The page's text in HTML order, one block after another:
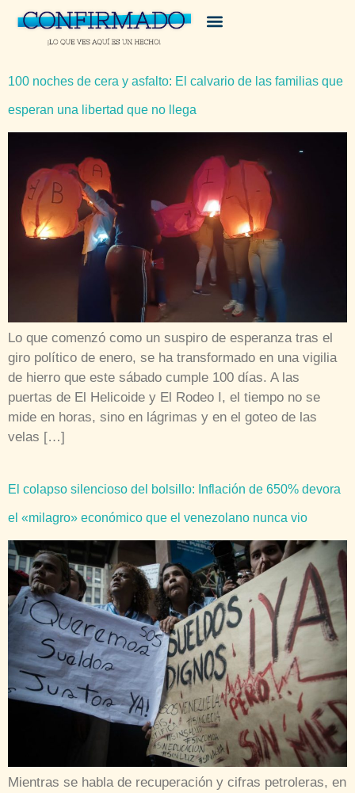
100 noches de cera y asfalto: El calvario de las familias que
esperan una libertad que no llega
Lo que comenzó como un suspiro de esperanza tras el
giro político de enero, se ha transformado en una vigilia
de hierro que este sábado cumple 100 días. A las
puertas de El Helicoide y El Rodeo I, el tiempo no se
mide en horas, sino en lágrimas y en el goteo de las
velas […]
El colapso silencioso del bolsillo: Inflación de 650% devora
el «milagro» económico que el venezolano nunca vio
Mientras se habla de recuperación y cifras petroleras, en